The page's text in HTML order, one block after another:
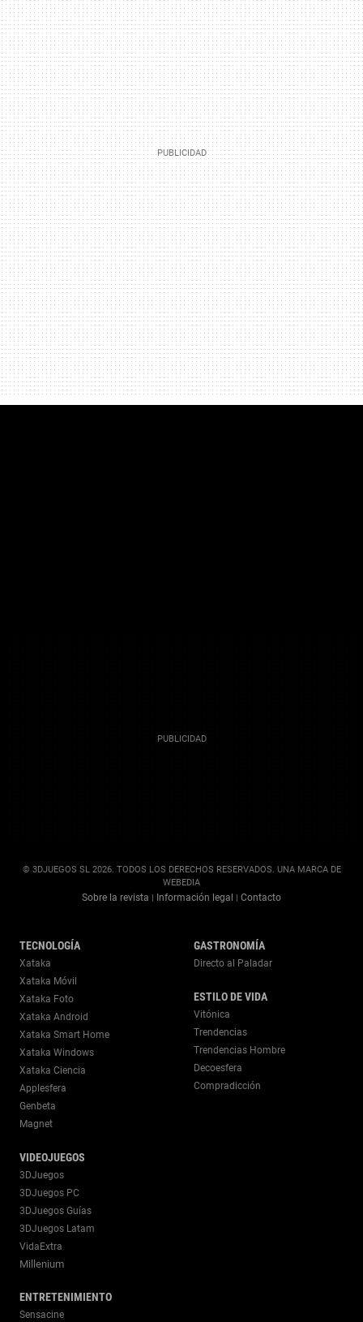
© 3DJUEGOS SL 2026. TODOS LOS DERECHOS RESERVADOS. UNA MARCA DE
WEBEDIA
Sobre la revista | Información legal | Contacto
TECNOLOGÍA
Xataka
Xataka Móvil
Xataka Foto
Xataka Android
Xataka Smart Home
Xataka Windows
Xataka Ciencia
Applesfera
Genbeta
Magnet
VIDEOJUEGOS
3DJuegos
3DJuegos PC
3DJuegos Guías
3DJuegos Latam
VidaExtra
Millenium
ENTRETENIMIENTO
Sensacine
GASTRONOMÍA
Directo al Paladar
ESTILO DE VIDA
Vitónica
Trendencias
Trendencias Hombre
Decoesfera
Compradicción